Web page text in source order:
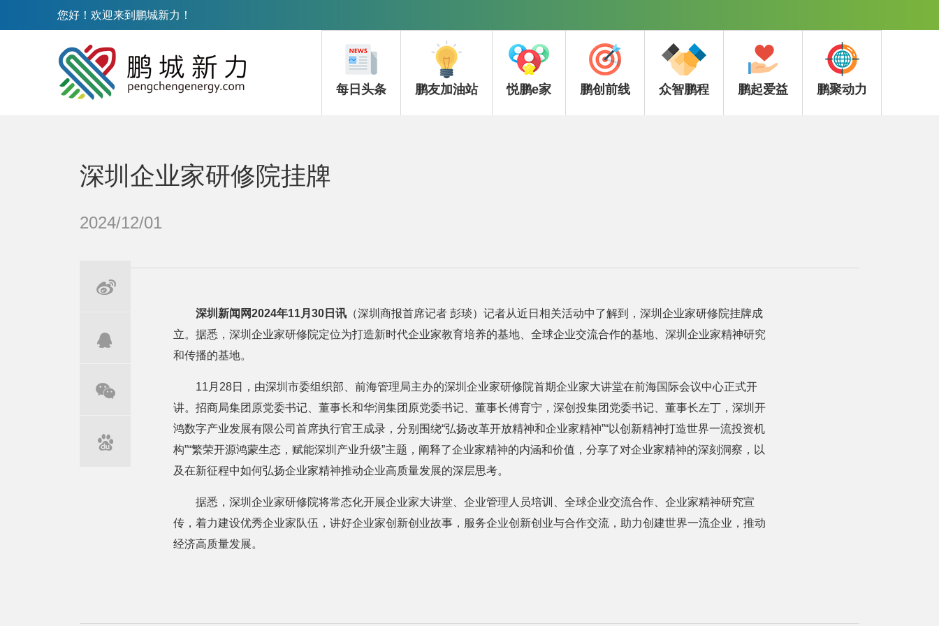
您好！欢迎来到鹏城新力！
每日头条 鹏友加油站 悦鹏e家 鹏创前线 众智鹏程 鹏起爱益 鹏聚动力
深圳企业家研修院挂牌
2024/12/01
深圳新闻网2024年11月30日讯（深圳商报首席记者 彭琰）记者从近日相关活动中了解到，深圳企业家研修院挂牌成
立。据悉，深圳企业家研修院定位为打造新时代企业家教育培养的基地、全球企业交流合作的基地、深圳企业家精神研究
和传播的基地。
11月28日，由深圳市委组织部、前海管理局主办的深圳企业家研修院首期企业家大讲堂在前海国际会议中心正式开
讲。招商局集团原党委书记、董事长和华润集团原党委书记、董事长傅育宁，深创投集团党委书记、董事长左丁，深圳开
鸿数字产业发展有限公司首席执行官王成录，分别围绕“弘扬改革开放精神和企业家精神”“以创新精神打造世界一流投资机
构”“繁荣开源鸿蒙生态，赋能深圳产业升级”主题，阐释了企业家精神的内涵和价值，分享了对企业家精神的深刻洞察，以
及在新征程中如何弘扬企业家精神推动企业高质量发展的深层思考。
据悉，深圳企业家研修院将常态化开展企业家大讲堂、企业管理人员培训、全球企业交流合作、企业家精神研究宣
传，着力建设优秀企业家队伍，讲好企业家创新创业故事，服务企业创新创业与合作交流，助力创建世界一流企业，推动
经济高质量发展。